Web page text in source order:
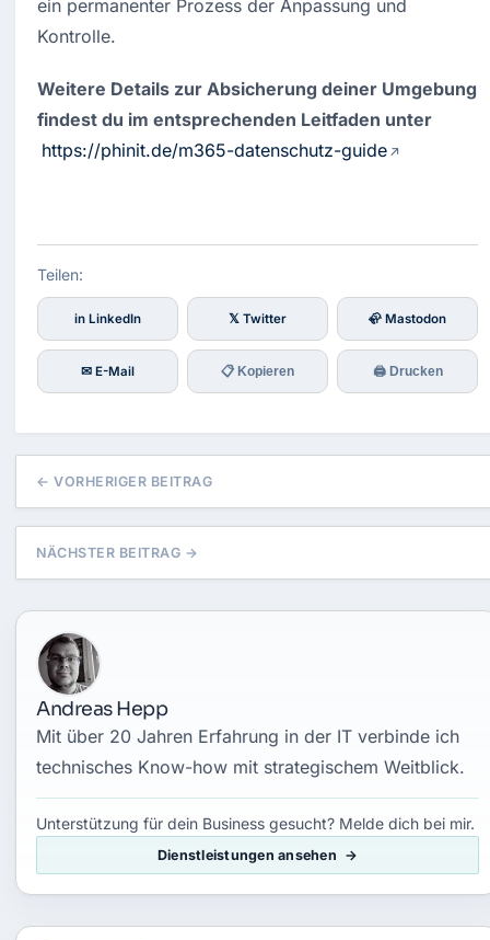
ein permanenter Prozess der Anpassung und
Kontrolle.
Weitere Details zur Absicherung deiner Umgebung
findest du im entsprechenden Leitfaden unter
https://phinit.de/m365-datenschutz-guide
Teilen:
in LinkedIn 𝕏 Twitter 🦣 Mastodon
✉ E-Mail 📋 Kopieren 🖨 Drucken
← VORHERIGER BEITRAG
NÄCHSTER BEITRAG →
Andreas Hepp
Mit über 20 Jahren Erfahrung in der IT verbinde ich
technisches Know-how mit strategischem Weitblick.
Unterstützung für dein Business gesucht? Melde dich bei mir.
Dienstleistungen ansehen